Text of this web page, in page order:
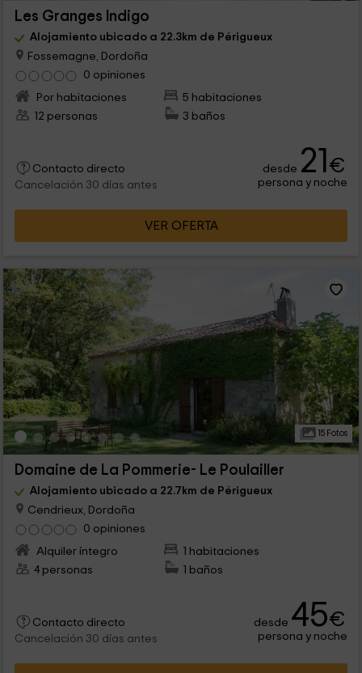
Les Granges Indigo
Alojamiento ubicado a 22.3km de Périgueux
Fossemagne, Dordoña
0 opiniones
Por habitaciones
5 habitaciones
12 personas
3 baños
Contacto directo
Cancelación 30 días antes
desde 21€
persona y noche
VER OFERTA
15 Fotos
Domaine de La Pommerie- Le Poulailler
Alojamiento ubicado a 22.7km de Périgueux
Cendrieux, Dordoña
0 opiniones
Alquiler íntegro
1 habitaciones
4 personas
1 baños
Contacto directo
Cancelación 30 días antes
desde 45€
persona y noche